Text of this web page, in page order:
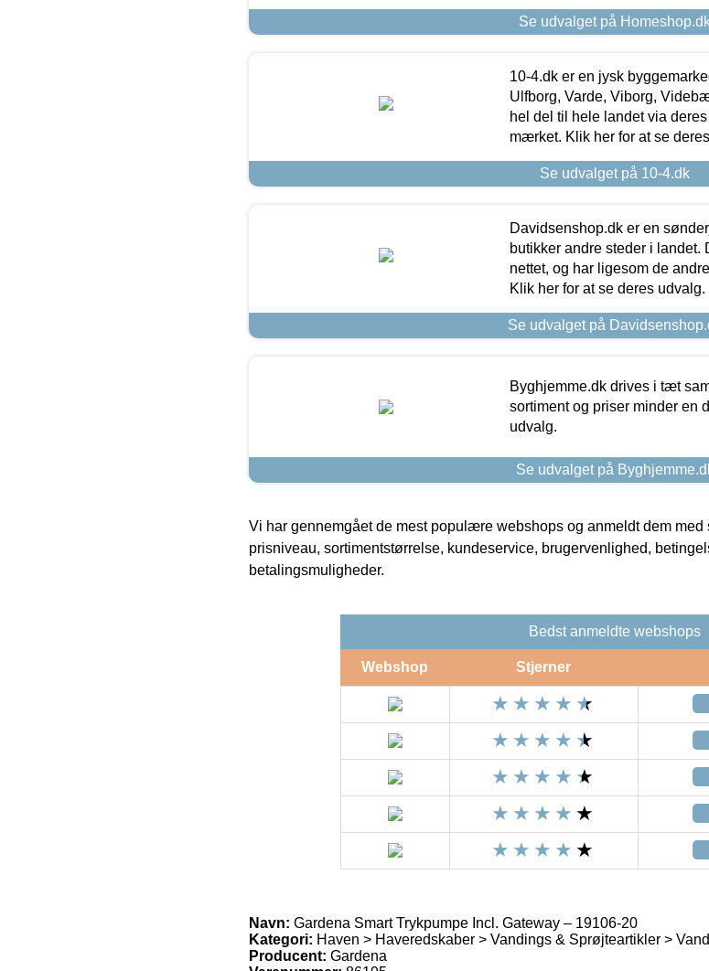
Se udvalget på
10-4.dk er en jysk
Ulfborg, Varde, Viborg,
hel del til hele landet via
mærket. Klik her for at se
Se udvalget på 10-4.dk
Davidsenshop.dk er en
butikker andre steder i
nettet, og har ligesom de
Klik her for at se deres udvalg.
Se udvalget på
Byghjemme.dk drives i tæt
sortiment og priser minder en
udvalg.
Se udvalget på
Vi har gennemgået de mest populære webshops og anmeldt dem med
prisniveau, sortimentstørrelse, kundeservice, brugervenlighed,
betalingsmuligheder.
Bedst anmeldte webshops
Webshop Stjerner
Navn: Gardena Smart Trykpumpe Incl. Gateway – 19106-20
Kategori: Haven > Haveredskaber > Vandings & Sprøjteartikler >
Producent: Gardena